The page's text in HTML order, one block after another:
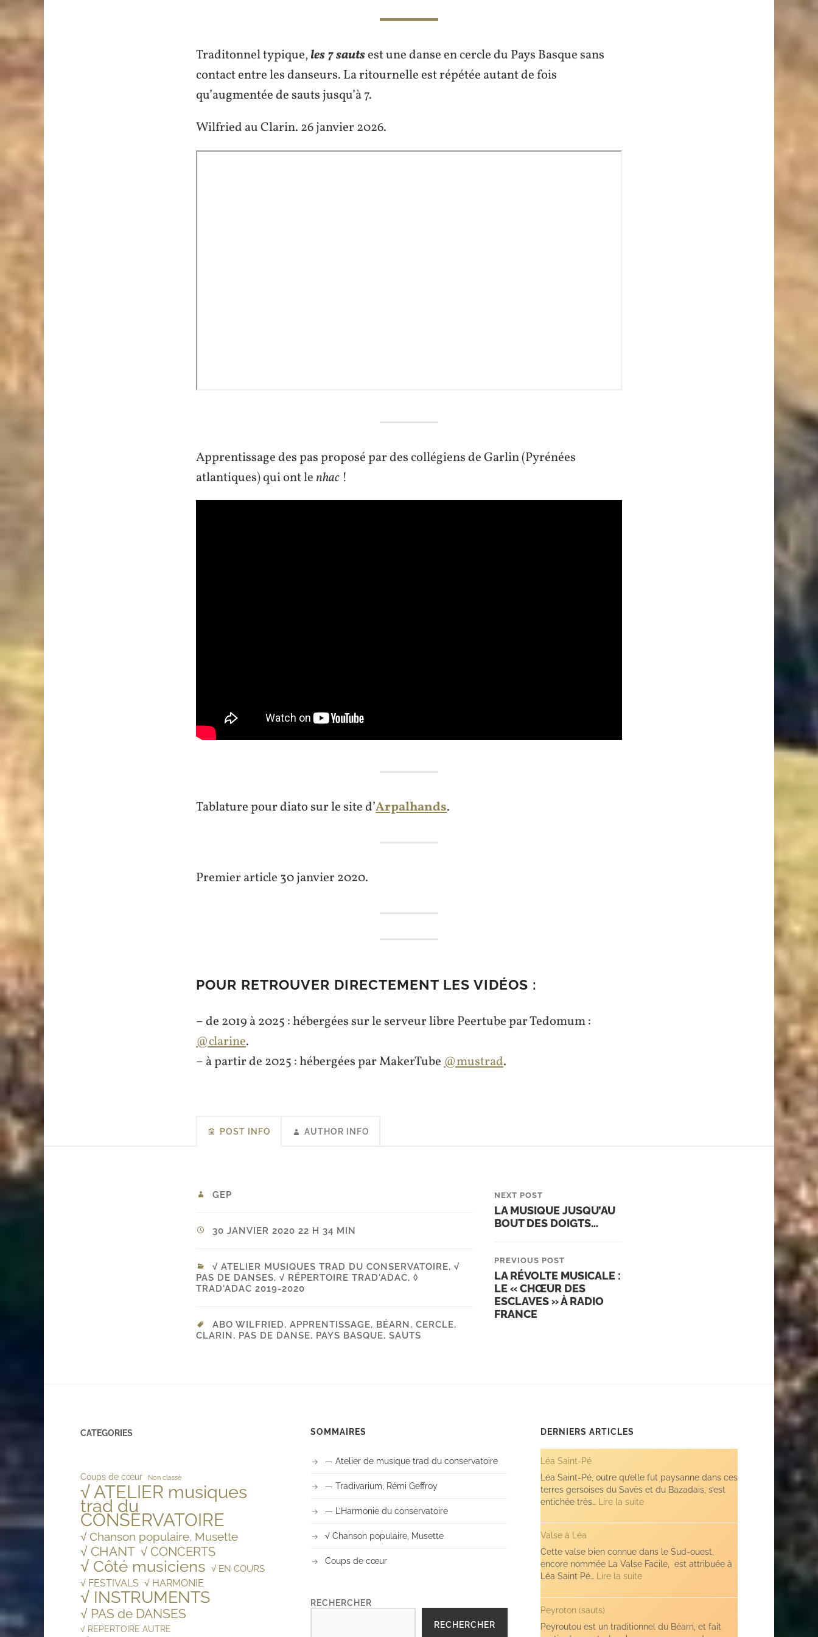
Traditonnel typique, les 7 sautsest une danse en cercle du Pays Basque sans
contact entre les danseurs. La ritournelle est répétée autant de fois
qu’augmentée de sauts jusqu’à 7.
Wilfried au Clarin. 26 janvier 2026.
Apprentissage des pas proposé par des collégiens de Garlin (Pyrénées
atlantiques) qui ont le nhac !
Tablature pour diato sur le site d’Arpalhands.
Premier article 30 janvier 2020.
POUR RETROUVER DIRECTEMENT LES VIDÉOS :
– de 2019 à 2025 : hébergées sur le serveur libre Peertube par Tedomum :
@clarine.
– à partir de 2025 : hébergées par MakerTube@mustrad.
POST INFO AUTHOR INFO
GEP
30 JANVIER 2020 22 H 34 MIN
√ ATELIER MUSIQUES TRAD DU CONSERVATOIRE, √
PAS DE DANSES, √ RÉPERTOIRE TRAD'ADAC, ◊
TRAD'ADAC 2019-2020
ABO WILFRIED, APPRENTISSAGE, BÉARN, CERCLE,
CLARIN, PAS DE DANSE, PAYS BASQUE, SAUTS
NEXT POST
LA MUSIQUE JUSQU’AU
BOUT DES DOIGTS…
PREVIOUS POST
LA RÉVOLTE MUSICALE :
LE « CHŒUR DES
ESCLAVES » À RADIO
FRANCE
CATEGORIES
Coups de cœur Non classé
√ ATELIER musiques
trad du
CONSERVATOIRE
√ Chanson populaire, Musette
√ CHANT √ CONCERTS
√ Côté musiciens √ EN COURS
√ FESTIVALS √ HARMONIE
√ INSTRUMENTS
√ PAS de DANSES
√ REPERTOIRE AUTRE
SOMMAIRES
— Atelier de musique trad du conservatoire
— Tradivarium, Rémi Geffroy
— L’Harmonie du conservatoire
√ Chanson populaire, Musette
Coups de cœur
RECHERCHER
RECHERCHER
DERNIERS ARTICLES
Léa Saint-Pé
Léa Saint-Pé, outre qu’elle fut paysanne dans ces
terres gersoises du Savès et du Bazadais, s’est
entichée très… Lire la suite:
Saint-
Valse à Léa
Cette valse bien connue dans le Sud-ouest,
encore nommée La Valse Facile, est attribuée à
Léa Saint Pé… Lire la suite:
à
Peyroton (sauts)
Peyroutou est un traditionnel du Béarn, et fait